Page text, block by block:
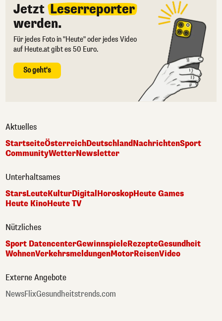
Jetzt Leserreporter
werden.
Für jedes Foto in "Heute" oder jedes Video
auf Heute.at gibt es 50 Euro.
So geht's
Aktuelles
StartseiteÖsterreichDeutschlandNachrichtenSport
CommunityWetterNewsletter
Unterhaltsames
StarsLeuteKulturDigitalHoroskopHeute Games
Heute KinoHeute TV
Nützliches
Sport DatencenterGewinnspieleRezepteGesundheit
WohnenVerkehrsmeldungenMotorReisenVideo
Externe Angebote
NewsFlixGesundheitstrends.com